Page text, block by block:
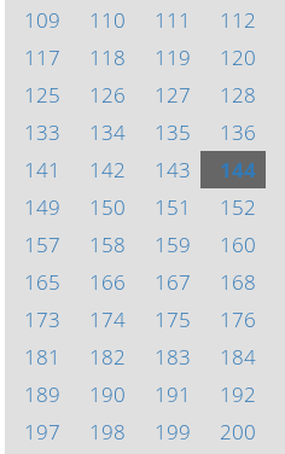
109
110 111 112
117
118 119 120
125
126 127 128
133
134 135 136
141
142 143 144
149
150 151 152
157
158 159 160
165
166 167 168
173
174 175 176
181
182 183 184
189
190 191 192
197
198 199 200